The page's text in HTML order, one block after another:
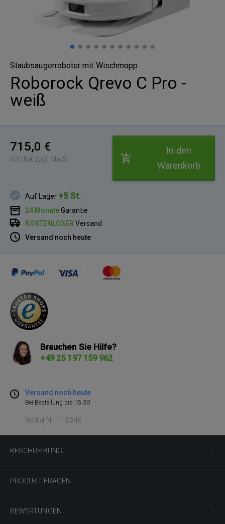
Staubsaugerroboter mit Wischmopp
Roborock Qrevo C Pro -
weiß
715,0 €
600,8 € zzgl. MwSt.
In den
Warenkorb
Auf Lager +5 St.
24 MonateGarantie
KOSTENLOSER Versand
Versand noch heute
Brauchen Sie Hilfe?
+49 25 197 159 962
Versand noch heute
Bei Bestellung bis 15:30
Artikel Nr.: 110346
BESCHREIBUNG
PRODUKT-FRAGEN
BEWERTUNGEN